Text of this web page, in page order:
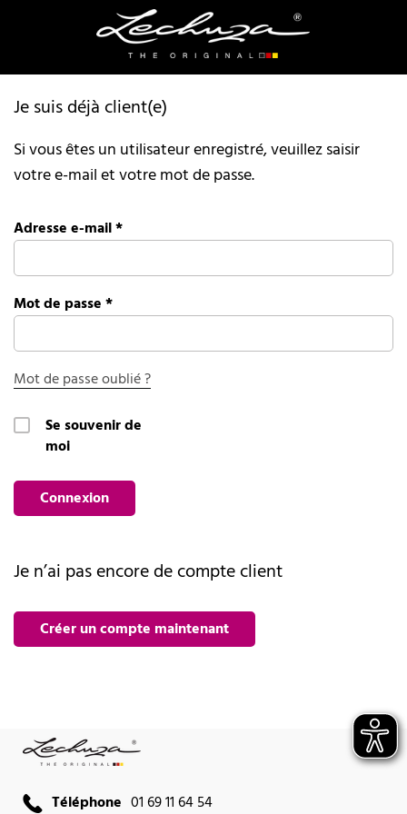
Je suis déjà client(e)
Si vous êtes un utilisateur enregistré, veuillez saisir
votre e-mail et votre mot de passe.
Adresse e-mail*
Mot de passe*
Mot de passe oublié ?
Se souvenir de
moi
Connexion
Je n’ai pas encore de compte client
Créer un compte maintenant
Téléphone 01 69 11 64 54